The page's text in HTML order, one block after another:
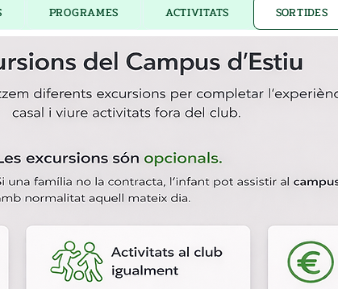
PROGRAMES ACTIVITATS SORTIDES